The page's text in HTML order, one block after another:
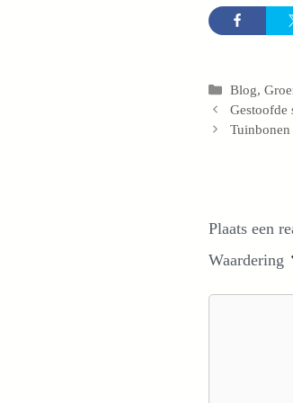
Blog,
Gestoofde
Plaats een
Waardering